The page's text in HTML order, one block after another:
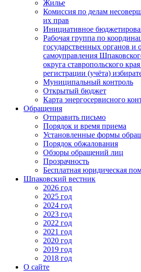
Жилье
Комиссия по делам
их прав
Инициативное
Рабочая группа по
государственных органов и
самоуправления
округа ставропольского
регистрации (учёта)
Муниципальный контроль
Открытый бюджет
Карта энергосервисного
Обращения
Отправить письмо
Порядок и время приема
Установленные формы
Порядок обжалования
Обзоры обращений лиц
Прозрачность
Бесплатная юридическая
Шпаковский вестник
2026 год
2025 год
2024 год
2023 год
2022 год
2021 год
2020 год
2019 год
2018 год
О сайте